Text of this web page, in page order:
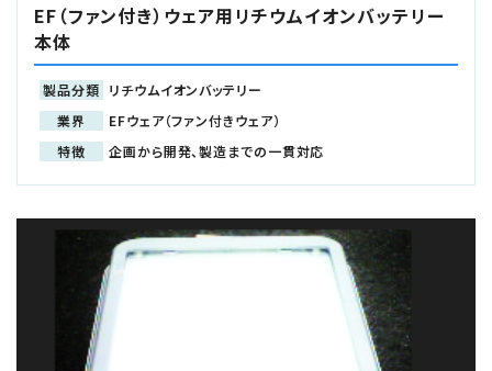
EF（ファン付き）ウェア用リチウムイオンバッテリー
本体
製品分類 リチウムイオンバッテリー
業界
EFウェア（ファン付きウェア）
特徴
企画から開発、製造までの一貫対応